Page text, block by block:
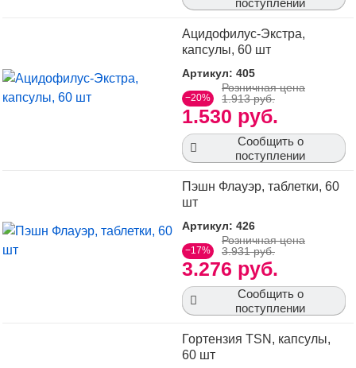
Ацидофилус-Экстра,
капсулы, 60 шт
Артикул: 405
−20%
1.530 руб.
Розничная цена
1.913 руб.
Сообщить о
поступлении
Пэшн Флауэр, таблетки, 60
шт
Артикул: 426
−17%
3.276 руб.
Розничная цена
3.931 руб.
Сообщить о
поступлении
Гортензия TSN, капсулы,
60 шт